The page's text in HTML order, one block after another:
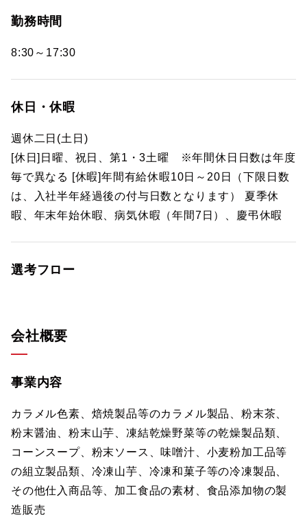
勤務時間
8:30～17:30
休日・休暇
週休二日(土日)
[休日]日曜、祝日、第1・3土曜 ※年間休日日数は年度
毎で異なる [休暇]年間有給休暇10日～20日（下限日数
は、入社半年経過後の付与日数となります） 夏季休
暇、年末年始休暇、病気休暇（年間7日）、慶弔休暇
選考フロー
会社概要
事業内容
カラメル色素、焙焼製品等のカラメル製品、粉末茶、
粉末醤油、粉末山芋、凍結乾燥野菜等の乾燥製品類、
コーンスープ、粉末ソース、味噌汁、小麦粉加工品等
の組立製品類、冷凍山芋、冷凍和菓子等の冷凍製品、
その他仕入商品等、加工食品の素材、食品添加物の製
造販売